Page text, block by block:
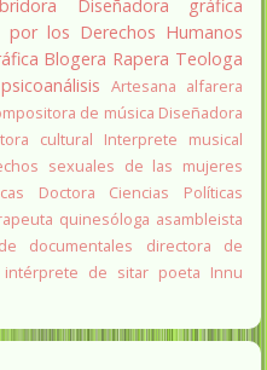
Diseñadora gráfica
los Derechos Humanos
Blogera Rapera Teologa
psicoanálisis Artesana alfarera
de música Diseñadora
cultural
Interprete musical
sexuales de las mujeres
Doctora Ciencias Políticas
quinesóloga asambleista
documentales
directora de
intérprete de sitar poeta Innu